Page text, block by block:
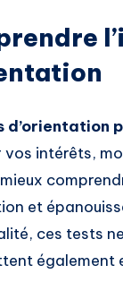
d’orientation
vos intérêts,
et
ces tests
également